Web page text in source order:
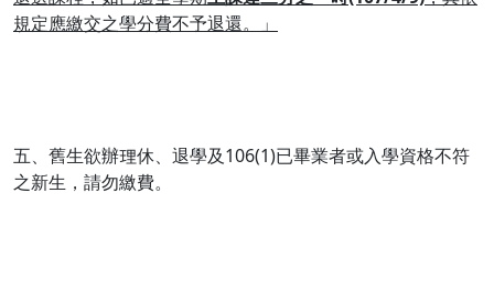
規定應繳交之學分費不予退還。」
五、舊生欲辦理休、退學及106(1)已畢業者或入學資格不符
之新生，請勿繳費。